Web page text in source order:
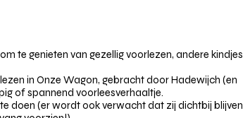
te genieten van gezellig voorlezen, andere kindjes
in Onze Wagon, gebracht door Hadewijch (en
of spannend voorleesverhaaltje.
doen (er wordt ook verwacht dat zij dichtbij blijven